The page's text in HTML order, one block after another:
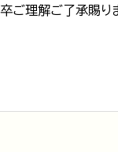
ご理解ご了承賜り